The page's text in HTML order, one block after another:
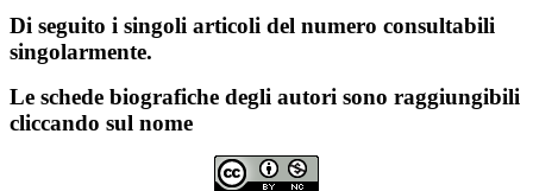
Di seguito i singoli articoli del numero consultabili
singolarmente.
Le schede biografiche degli autori sono raggiungibili
cliccando sul nome